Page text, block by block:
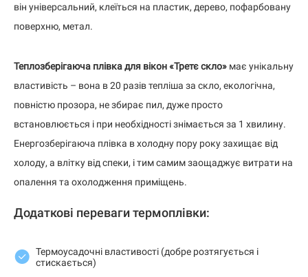
він універсальний, клеїться на пластик, дерево, пофарбовану
поверхню, метал.
Теплозберігаюча плівка для вікон «Третє скло» має унікальну
властивість – вона в 20 разів тепліша за скло, екологічна,
повністю прозора, не збирає пил, дуже просто
встановлюється і при необхідності знімається за 1 хвилину.
Енергозберігаюча плівка в холодну пору року захищає від
холоду, а влітку від спеки, і тим самим заощаджує витрати на
опалення та охолодження приміщень.
Додаткові переваги термоплівки:
Термоусадочні властивості (добре розтягується і
стискається)